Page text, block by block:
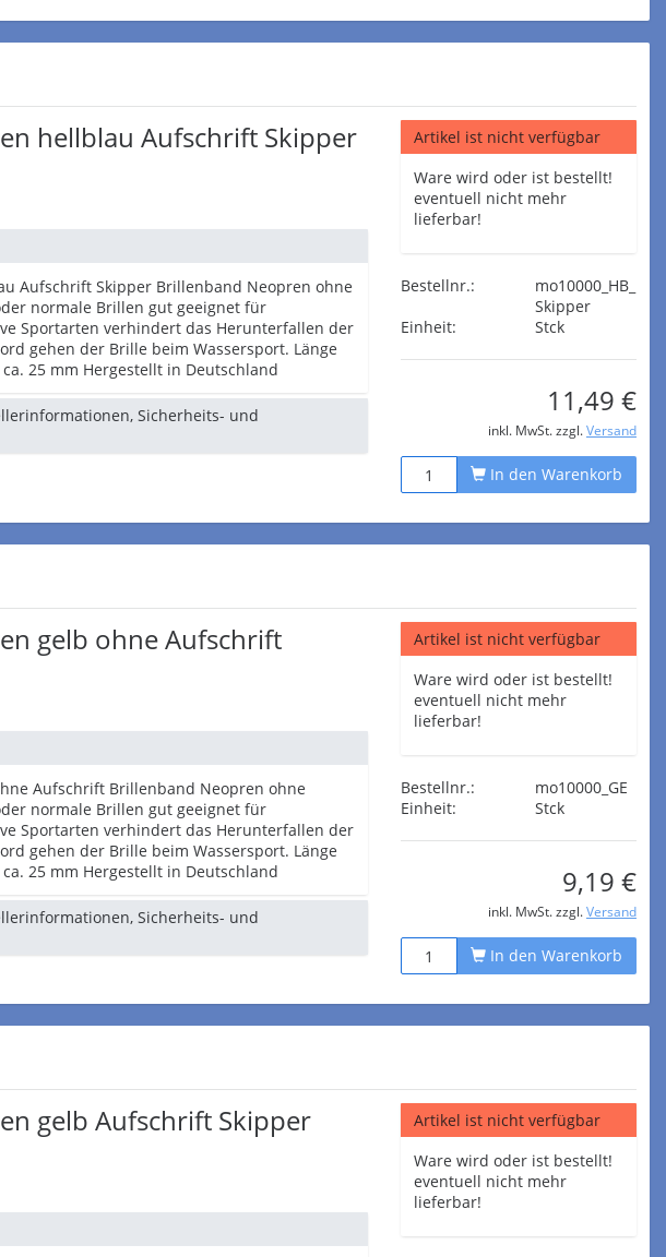
hellblau Aufschrift Skipper
Aufschrift Skipper Brillenband Neopren ohne
normale Brillen gut geeignet für
Sportarten verhindert das Herunterfallen der
gehen der Brille beim Wassersport. Länge
25 mm Hergestellt in Deutschland
Sicherheits- und
Artikel ist nicht verfügbar
Ware wird oder ist bestellt!
eventuell nicht mehr
lieferbar!
Bestellnr.:
mo10000_HB_
Skipper
Einheit:
Stck
11,49 €
inkl. MwSt. zzgl. Versand
In den Warenkorb
gelb ohne Aufschrift
Aufschrift Brillenband Neopren ohne
normale Brillen gut geeignet für
Sportarten verhindert das Herunterfallen der
gehen der Brille beim Wassersport. Länge
25 mm Hergestellt in Deutschland
Sicherheits- und
Artikel ist nicht verfügbar
Ware wird oder ist bestellt!
eventuell nicht mehr
lieferbar!
Bestellnr.:
mo10000_GE
Einheit:
Stck
9,19 €
inkl. MwSt. zzgl. Versand
In den Warenkorb
gelb Aufschrift Skipper
Artikel ist nicht verfügbar
Ware wird oder ist bestellt!
eventuell nicht mehr
lieferbar!